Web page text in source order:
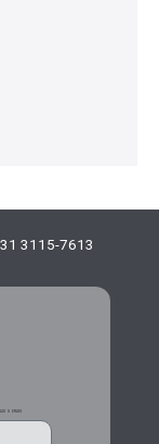
3115-7613
GERAIS